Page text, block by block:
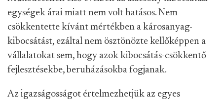
egységek árai miatt nem volt hatásos. Nem
csökkentette kívánt mértékben a károsanyag-
kibocsátást, ezáltal nem ösztönözte kellőképpen a
vállalatokat sem, hogy azok kibocsátás-csökkentő
fejlesztésekbe, beruházásokba fogjanak.
Az igazságosságot értelmezhetjük az egyes